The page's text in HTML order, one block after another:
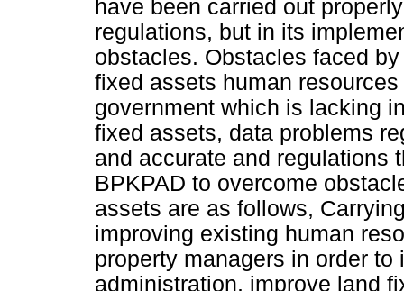
have been carried out
regulations, but in its
obstacles. Obstacles faced
fixed assets human
government which is lacking
fixed assets, data problems
and accurate and regulations
BPKPAD to overcome
assets are as follows,
improving existing human
property managers in order
administration, improve land